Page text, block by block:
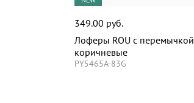
349.00 руб.
Лоферы ROU с перемычкой
коричневые
PY5465A-83G